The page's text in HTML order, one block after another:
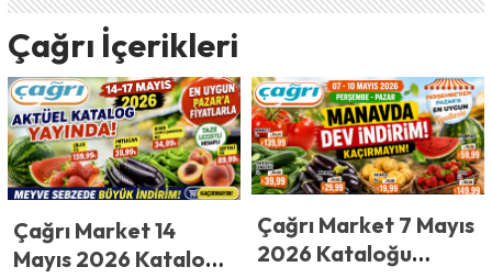
Çağrı İçerikleri
Çağrı Market 14
Mayıs 2026 Kataloğu
Çağrı Market 7 Mayıs
2026 Kataloğu